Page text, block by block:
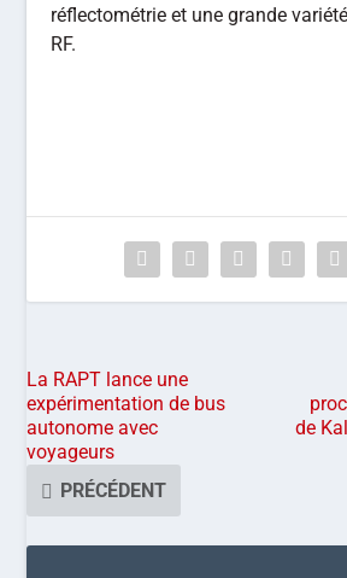
réflectométrie et une grande
RF.
La RAPT lance une
expérimentation de bus
autonome avec
voyageurs
PRÉCÉDENT
de